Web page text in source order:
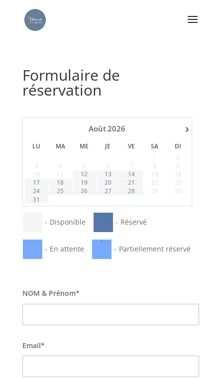
Formulaire de
réservation
›
Août2026
LU MA ME JE VE SA
DI
1
2
3
4 5 6 7 8
9
10
11 12 13 14 15
16
17
18 19 20 21 22
23
24
25 26 27 28 29
30
31
- Disponible - Réservé
- En attente
·
- Partiellement réservé
NOM & Prénom*
Email*